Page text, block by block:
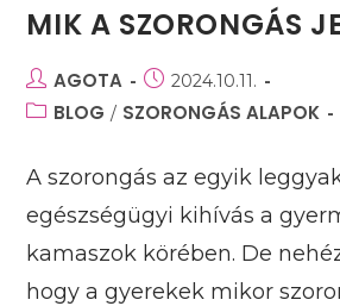
MIK A SZORONGÁS
Post
author:
AGOTA
Post
published:
2024.10.11.
PostBLOG / SZORONGÁS ALAPOK
A szorongás az egyik
egészségügyi kihívás a
kamaszok körében. De
hogy a gyerekek mikor